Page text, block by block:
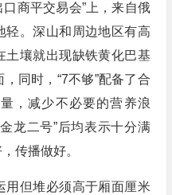
商平交易会”上，来自俄
轻。深山和周边地区有高
土壤就出现缺铁黄化巴基
同时，“7不够”配备了合
，减少不必要的营养浪
龙二号”后均表示十分满
传播做好。
用但堆必须高于厢面厘米